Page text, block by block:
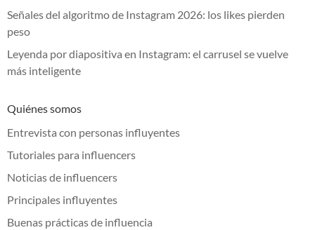
Señales del algoritmo de Instagram 2026: los likes pierden
peso
Leyenda por diapositiva en Instagram: el carrusel se vuelve
más inteligente
Quiénes somos
Entrevista con personas influyentes
Tutoriales para influencers
Noticias de influencers
Principales influyentes
Buenas prácticas de influencia